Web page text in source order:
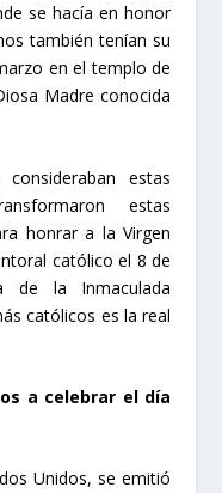
se hacía en honor
también tenían su
en el templo de
Madre conocida
estas
estas
honrar a la Virgen
católico el 8 de
de la Inmaculada
católicos es la real
a celebrar el día
Unidos, se emitió